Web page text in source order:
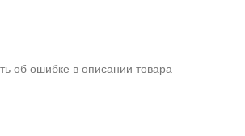
об ошибке в описании товара